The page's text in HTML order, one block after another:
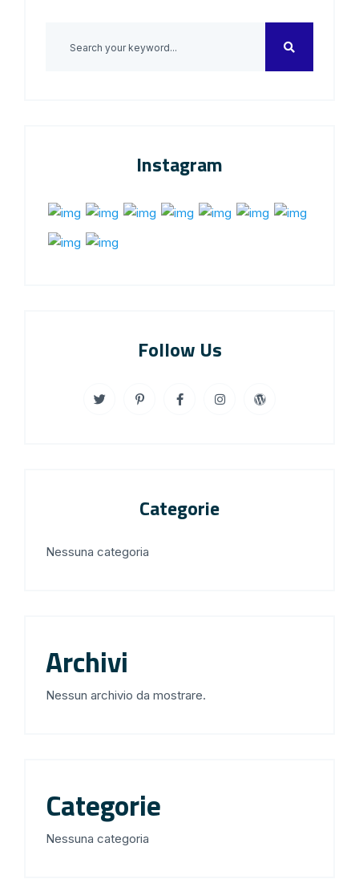
Instagram
Follow Us
Categorie
Nessuna categoria
Archivi
Nessun archivio da mostrare.
Categorie
Nessuna categoria